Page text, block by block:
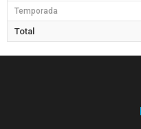
Temporada
Total